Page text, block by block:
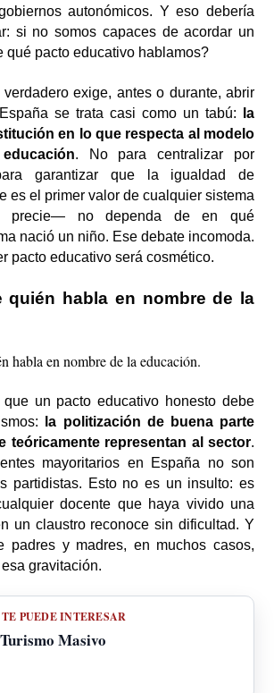
autonómicos. Y eso debería
si no somos capaces de acordar un
qué pacto educativo hablamos?
exige, antes o durante, abrir
se trata casi como un tabú:
la
en lo que respecta al modelo
. No para centralizar por
garantizar que la igualdad de
es el primer valor de cualquier sistema
precie— no dependa de en qué
nació un niño. Ese debate incomoda.
pacto educativo será cosmético.
quién habla en nombre de la
un pacto educativo honesto debe
la politización de buena parte
teóricamente representan al sector.
mayoritarios en España no son
partidistas. Esto no es un insulto: es
docente que haya vivido una
un claustro reconoce sin dificultad. Y
padres y madres, en muchos casos,
gravitación.
PUEDE INTERESAR
Masivo